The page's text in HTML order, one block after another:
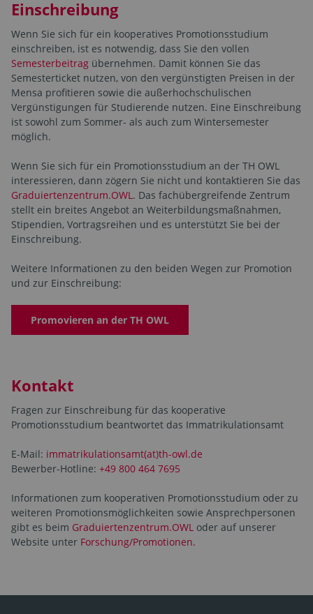
Einschreibung
Wenn Sie sich für ein kooperatives Promotionsstudium
einschreiben, ist es notwendig, dass Sie den vollen
Semesterbeitrag übernehmen. Damit können Sie das
Semesterticket nutzen, von den vergünstigten Preisen in der
Mensa profitieren sowie die außerhochschulischen
Vergünstigungen für Studierende nutzen. Eine Einschreibung
ist sowohl zum Sommer- als auch zum Wintersemester
möglich.
Wenn Sie sich für ein Promotionsstudium an der TH OWL
interessieren, dann zögern Sie nicht und kontaktieren Sie das
Graduiertenzentrum.OWL. Das fachübergreifende Zentrum
stellt ein breites Angebot an Weiterbildungsmaßnahmen,
Stipendien, Vortragsreihen und es unterstützt Sie bei der
Einschreibung.
Weitere Informationen zu den beiden Wegen zur Promotion
und zur Einschreibung:
Promovieren an der TH OWL
Kontakt
Fragen zur Einschreibung für das kooperative
Promotionsstudium beantwortet das Immatrikulationsamt
E-Mail: immatrikulationsamt(at)th-owl.de
Bewerber-Hotline: +49 800 464 7695
Informationen zum kooperativen Promotionsstudium oder zu
weiteren Promotionsmöglichkeiten sowie Ansprechpersonen
gibt es beim Graduiertenzentrum.OWL oder auf unserer
Website unter Forschung/Promotionen.